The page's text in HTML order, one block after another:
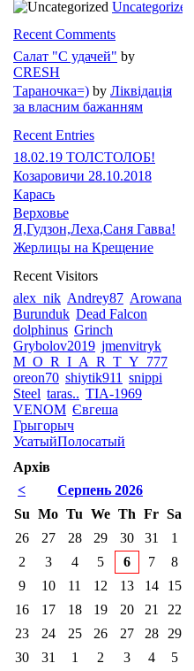
Uncategorized
Recent Comments
Салат "С удачей" by
CRESH
Тараночка=) by Ліквідація
за власним бажанням
Recent Entries
18.02.19 ТОЛСТОЛОБ!
Козаровичи 28.10.2018
Карась
Верховье
Я,Гудзон,Леха,Саня Гавва!
Жерлицы на Крещение
Recent Visitors
alex_nik Andrey87 Arowana
Burunduk Dead Falcon
dolphinus Grinch
Grybolov2019 jmenvitryk
M_O_R_I_A_R_T_Y_777
oreon70 shiytik911 snippi
Steel taras.. TIA-1969
VENOM Євгеша
Грыгорыч
УсатыйПолосатый
Архів
<
Серпень 2026
Su Mo Tu We Th Fr Sa
26
27 28 29 30 31
1
2
3 4 5 6 7
8
9
10 11 12 13 14
15
16
17 18 19 20 21
22
23
24 25 26 27 28
29
30
31 1 2 3 4 5